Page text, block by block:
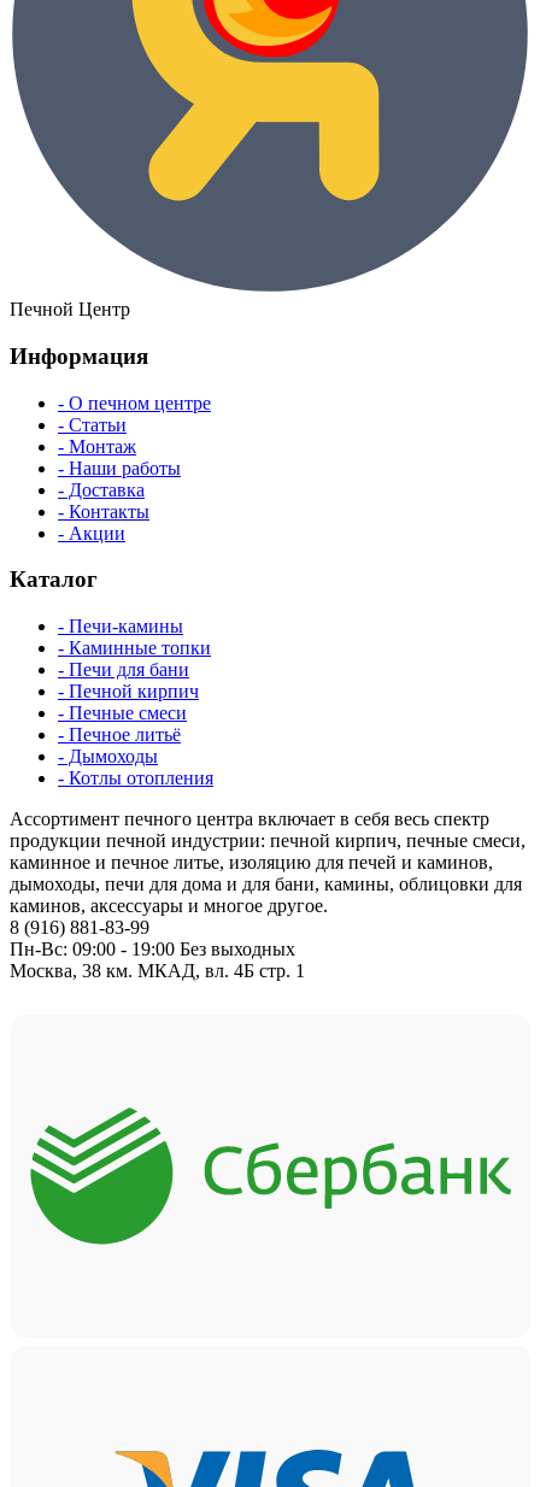
Печной Центр
Информация
- О печном центре
- Статьи
- Монтаж
- Наши работы
- Доставка
- Контакты
- Акции
Каталог
- Печи-камины
- Каминные топки
- Печи для бани
- Печной кирпич
- Печные смеси
- Печное литьё
- Дымоходы
- Котлы отопления
Ассортимент печного центра включает в себя весь спектр
продукции печной индустрии: печной кирпич, печные смеси,
каминное и печное литье, изоляцию для печей и каминов,
дымоходы, печи для дома и для бани, камины, облицовки для
каминов, аксессуары и многое другое.
8 (916) 881-83-99
Пн-Вс: 09:00 - 19:00 Без выходных
Москва, 38 км. МКАД, вл. 4Б стр. 1